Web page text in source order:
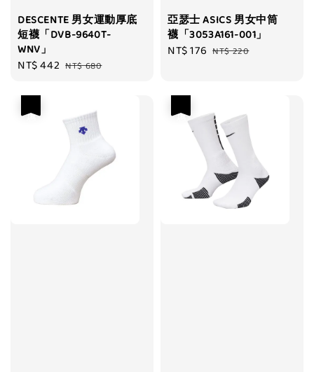
DESCENTE 男女運動厚底
短襪「DVB-9640T-
WNV」
Sale
NT$ 442 Regular
NT$ 680
亞瑟士 ASICS 男女中筒
襪「3053A161-001」
Sale
NT$ 176 Regular
NT$ 220